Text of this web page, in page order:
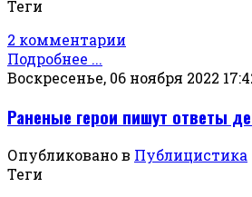
Теги
2 комментарии
Подробнее ...
Воскресенье, 06 ноября 2022
Раненые герои пишут ответы
Опубликовано в Публицистика
Теги